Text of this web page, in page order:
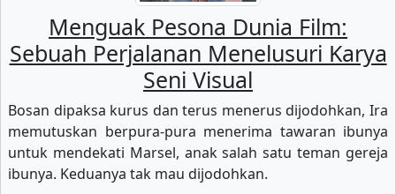
Menguak Pesona Dunia Film:
Sebuah Perjalanan Menelusuri Karya
Seni Visual
Bosan dipaksa kurus dan terus menerus dijodohkan, Ira
memutuskan berpura-pura menerima tawaran ibunya
untuk mendekati Marsel, anak salah satu teman gereja
ibunya. Keduanya tak mau dijodohkan.